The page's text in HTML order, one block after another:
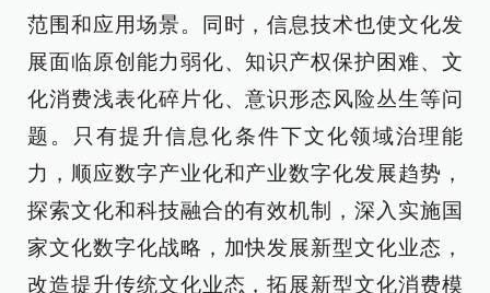
范围和应用场景。同时，信息技术也使文化发
展面临原创能力弱化、知识产权保护困难、文
化消费浅表化碎片化、意识形态风险丛生等问
题。只有提升信息化条件下文化领域治理能
力，顺应数字产业化和产业数字化发展趋势，
探索文化和科技融合的有效机制，深入实施国
家文化数字化战略，加快发展新型文化业态，
改造提升传统文化业态，拓展新型文化消费模